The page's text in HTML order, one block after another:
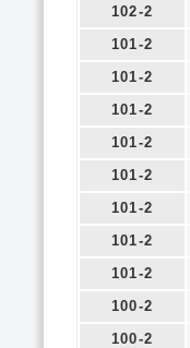
102-2
101-2
101-2
101-2
101-2
101-2
101-2
101-2
101-2
100-2
100-2